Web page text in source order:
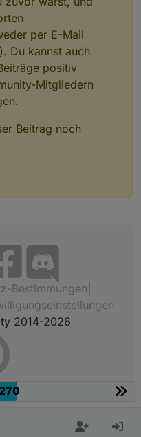
per E-Mail
Du kannst auch
positiv
Mitgliedern
Beitrag noch
Bestimmungen
2014-2026